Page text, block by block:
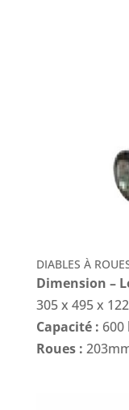
DIABLES À
Dimension –
305 x 495 x
Capacité : 600
Roues :